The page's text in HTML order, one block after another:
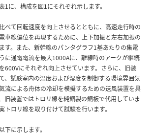
1に、構成を図1にそれぞれ示します。
べて回転速度を向上させるとともに、高速走行時の
車線偏位を再現するために、上下加振と左右加振の
す。また、新幹線のパンタグラフ1基あたりの集電
に通電電流を最大1000Aに、離線時のアークが継続
600Vにそれぞれ向上させています。さらに、旧装
、試験室内の温度および湿度を制御する環境雰囲気
流による舟体の冷却を模擬するための送風装置を具
旧装置ではトロリ線を純銅製の銅板で代用していま
トロリ線を取り付けて試験を行います。
に示します。